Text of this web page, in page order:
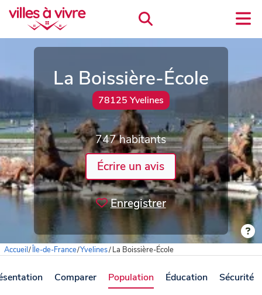
La Boissière-École
78125 Yvelines
747 habitants
Écrire un avis
Enregistrer
Accueil/Île-de-France/Yvelines/La Boissière-École
Comparer Population Éducation Sécurité